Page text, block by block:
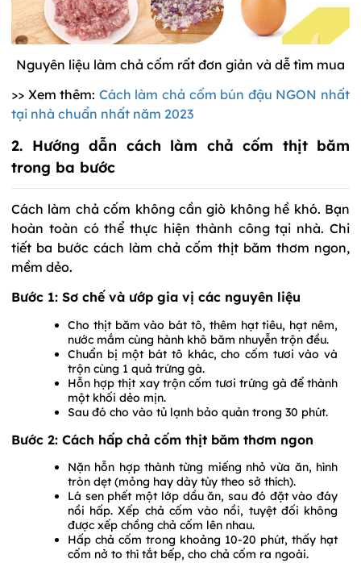
Nguyên liệu làm chả cốm rất đơn giản và dễ tìm mua
>> Xem thêm: Cách làm chả cốm bún đậu NGON nhất
tại nhà chuẩn nhất năm 2023
2. Hướng dẫn cách làm chả cốm thịt băm
trong ba bước
Cách làm chả cốm không cần giò không hề khó. Bạn
hoàn toàn có thể thực hiện thành công tại nhà. Chi
tiết ba bước cách làm chả cốm thịt băm thơm ngon,
mềm dẻo.
Bước 1: Sơ chế và ướp gia vị các nguyên liệu
Cho thịt băm vào bát tô, thêm hạt tiêu, hạt nêm,
nước mắm cùng hành khô băm nhuyễn trộn đều.
Chuẩn bị một bát tô khác, cho cốm tươi vào và
trộn cùng 1 quả trứng gà.
Hỗn hợp thịt xay trộn cốm tươi trứng gà để thành
một khối dẻo mịn.
Sau đó cho vào tủ lạnh bảo quản trong 30 phút.
Bước 2: Cách hấp chả cốm thịt băm thơm ngon
Nặn hỗn hợp thành từng miếng nhỏ vừa ăn, hình
tròn dẹt (mỏng hay dày tùy theo sở thích).
Lá sen phết một lớp dầu ăn, sau đó đặt vào đáy
nồi hấp. Xếp chả cốm vào nồi, tuyệt đối không
được xếp chồng chả cốm lên nhau.
Hấp chả cốm trong khoảng 10-20 phút, thấy hạt
cốm nở to thì tắt bếp, cho chả cốm ra ngoài.